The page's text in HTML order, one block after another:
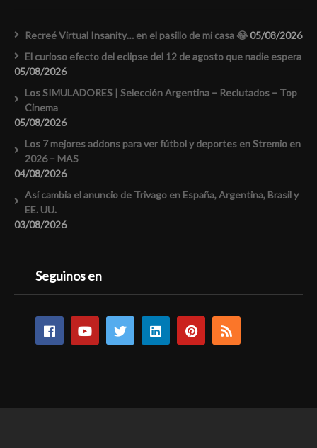
Recreé Virtual Insanity… en el pasillo de mi casa 😂05/08/2026
El curioso efecto del eclipse del 12 de agosto que nadie espera
05/08/2026
Los SIMULADORES | Selección Argentina – Reclutados – Top
Cinema
05/08/2026
Los 7 mejores addons para ver fútbol y deportes en Stremio en
2026 – MAS
04/08/2026
Así cambia el anuncio de Trivago en España, Argentina, Brasil y
EE. UU.
03/08/2026
Seguinos en